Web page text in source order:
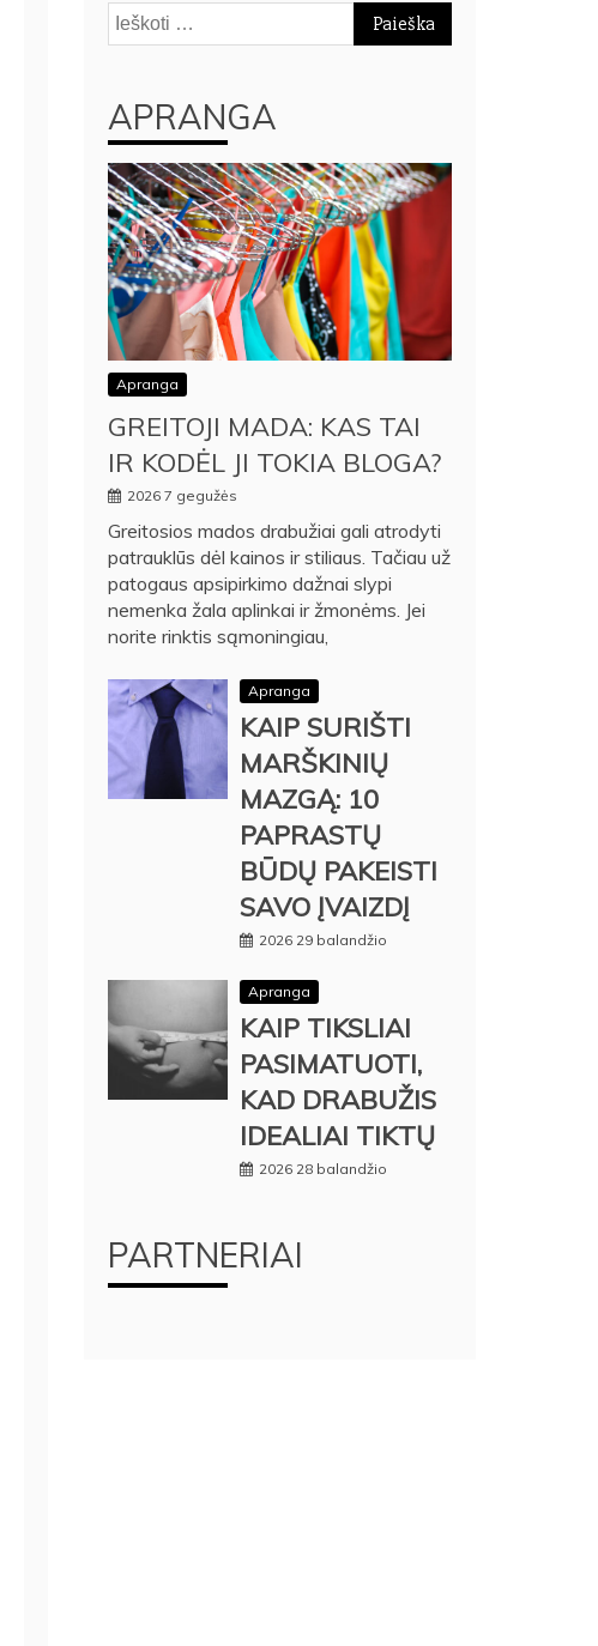
Ieškoti:
APRANGA
Apranga
GREITOJI MADA: KAS TAI
IR KODĖL JI TOKIA BLOGA?
2026 7 gegužės
Greitosios mados drabužiai gali atrodyti
patrauklūs dėl kainos ir stiliaus. Tačiau už
patogaus apsipirkimo dažnai slypi
nemenka žala aplinkai ir žmonėms. Jei
norite rinktis sąmoningiau,
Apranga
KAIP SURIŠTI
MARŠKINIŲ
MAZGĄ: 10
PAPRASTŲ
BŪDŲ PAKEISTI
SAVO ĮVAIZDĮ
2026 29 balandžio
Apranga
KAIP TIKSLIAI
PASIMATUOTI,
KAD DRABUŽIS
IDEALIAI TIKTŲ
2026 28 balandžio
PARTNERIAI